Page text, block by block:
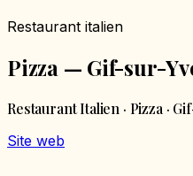
Restaurant italien
Pizza — Gif-sur-
Restaurant Italien · Pizza ·
Site web